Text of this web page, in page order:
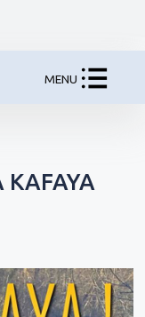
MENU
KAFAYA